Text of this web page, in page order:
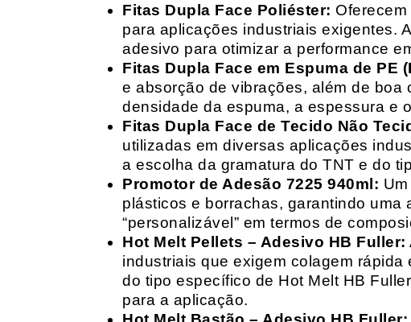
Fitas Dupla Face Poliéster:
para aplicações industriais exigentes.
adesivo para otimizar a performance
Fitas Dupla Face em Espuma de PE
e absorção de vibrações, além de boa
densidade da espuma, a espessura e
Fitas Dupla Face de Tecido Não
utilizadas em diversas aplicações
a escolha da gramatura do TNT e do
Promotor de Adesão 7225 940ml:
plásticos e borrachas, garantindo
“personalizável” em termos de
Hot Melt Pellets – Adesivo HB Fuller:
industriais que exigem colagem
do tipo específico de Hot Melt HB
para a aplicação.